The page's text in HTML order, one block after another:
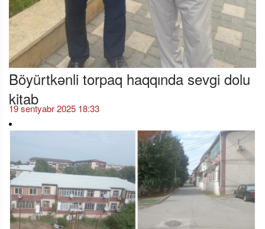
Böyürtkənli torpaq haqqında sevgi dolu
kitab
19 sentyabr 2025 18:33